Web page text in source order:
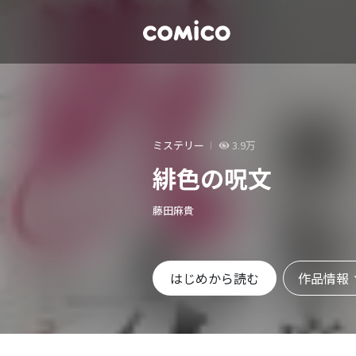
ミステリー 3.9万
緋色の呪文
藤田麻貴
はじめから読む 作品情報